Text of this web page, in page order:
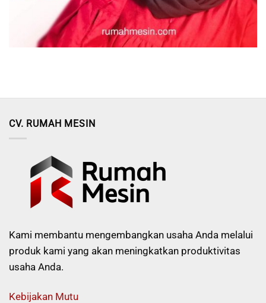
CV. RUMAH MESIN
Kami membantu mengembangkan usaha Anda melalui
produk kami yang akan meningkatkan produktivitas
usaha Anda.
Kebijakan Mutu